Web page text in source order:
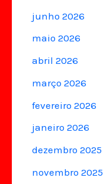
junho 2026
maio 2026
abril 2026
março 2026
fevereiro 2026
janeiro 2026
dezembro 2025
novembro 2025